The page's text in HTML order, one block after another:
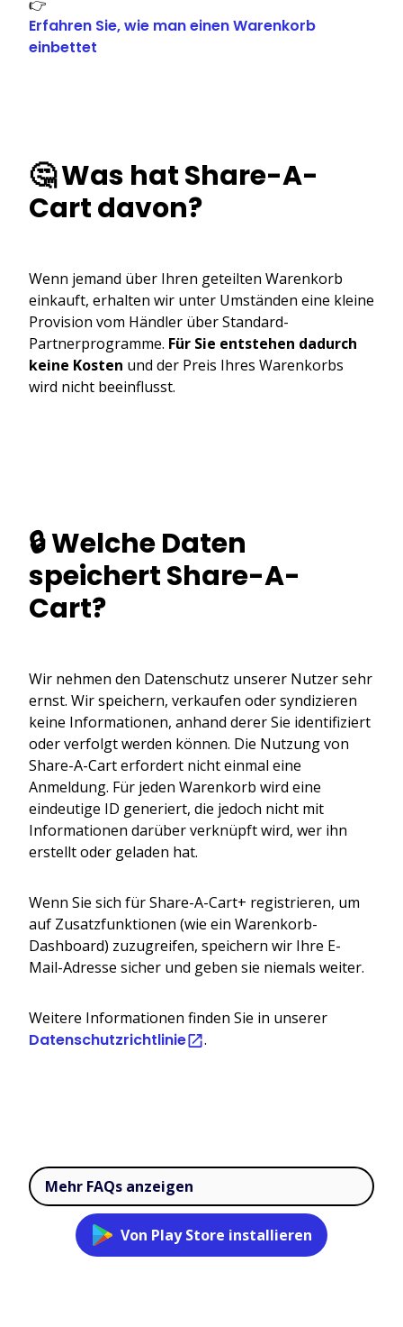
👉
Erfahren Sie, wie man einen Warenkorb
einbettet
🤔 Was hat Share-A-
Cart davon?
Wenn jemand über Ihren geteilten Warenkorb
einkauft, erhalten wir unter Umständen eine kleine
Provision vom Händler über Standard-
Partnerprogramme. Für Sie entstehen dadurch
keine Kosten und der Preis Ihres Warenkorbs
wird nicht beeinflusst.
🔒 Welche Daten
speichert Share-A-
Cart?
Wir nehmen den Datenschutz unserer Nutzer sehr
ernst. Wir speichern, verkaufen oder syndizieren
keine Informationen, anhand derer Sie identifiziert
oder verfolgt werden können. Die Nutzung von
Share-A-Cart erfordert nicht einmal eine
Anmeldung. Für jeden Warenkorb wird eine
eindeutige ID generiert, die jedoch nicht mit
Informationen darüber verknüpft wird, wer ihn
erstellt oder geladen hat.
Wenn Sie sich für Share-A-Cart+ registrieren, um
auf Zusatzfunktionen (wie ein Warenkorb-
Dashboard) zuzugreifen, speichern wir Ihre E-
Mail-Adresse sicher und geben sie niemals weiter.
Weitere Informationen finden Sie in unserer
Datenschutzrichtlinie .
Mehr FAQs anzeigen
Von Play Store installieren